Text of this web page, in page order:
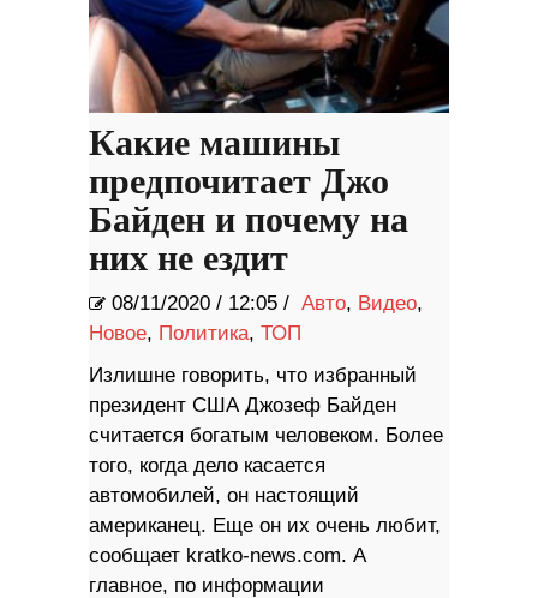
Какие машины
предпочитает Джо
Байден и почему на
них не ездит
08/11/2020 / 12:05 / Авто, Видео,
Новое, Политика, ТОП
Излишне говорить, что избранный
президент США Джозеф Байден
считается богатым человеком. Более
того, когда дело касается
автомобилей, он настоящий
американец. Еще он их очень любит,
сообщает kratko-news.com. А
главное, по информации